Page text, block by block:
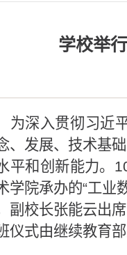
学校举
为深入贯彻习近
、发展、技术基
平和创新能力。
学院承办的“工业
副校长张能云出
仪式由继续教育